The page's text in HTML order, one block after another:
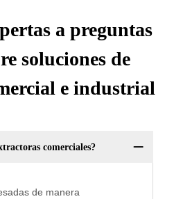
a preguntas
soluciones de
e industrial
comerciales?
de manera